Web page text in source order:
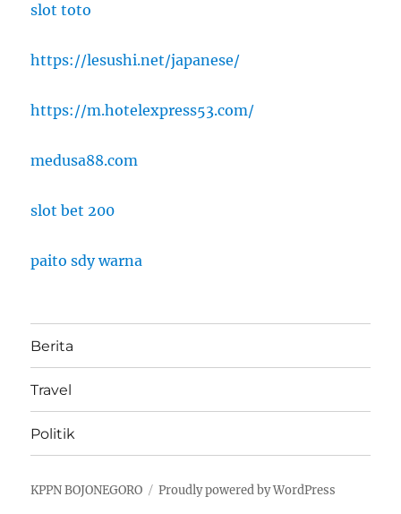
slot toto
https://lesushi.net/japanese/
https://m.hotelexpress53.com/
medusa88.com
slot bet 200
paito sdy warna
Berita
Travel
Politik
KPPN BOJONEGORO Proudly powered by WordPress